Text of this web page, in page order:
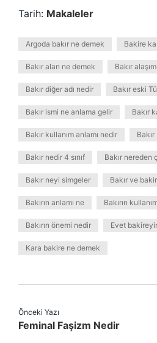
Tarih: Makaleler
Argoda bakır ne demek Bakire
Bakır alan ne demek Bakır
Bakır diğer adı nedir Bakır eski
Bakır ismi ne anlama gelir Bakır
Bakır kullanım anlamı nedir
Bakır nedir 4 sınıf Bakır nereden
Bakır neyi simgeler Bakır ve
Bakırın anlamı ne Bakırın
Bakırın önemi nedir Evet
Kara bakire ne demek
Önceki Yazı
Feminal Faşizm Nedir